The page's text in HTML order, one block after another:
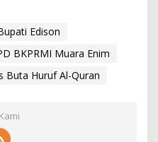
Edison
BKPRMI Muara Enim
Buta Huruf Al-Quran